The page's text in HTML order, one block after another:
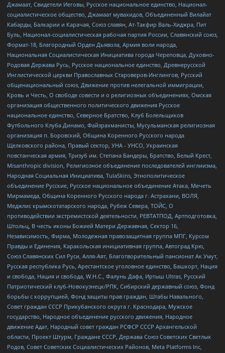
Джамаат, Свидетели Иеговы, Русское национальное единство, Национал-
социалистическое общество, Джамаат мувахидов, Объединенный Вилайат
Кабарды, Балкарии и Карачая, Союз славян, Ат-Такфир Валь-Хиджра, Пит
Буль, Национал-социалистическая рабочая партия России, Славянский союз,
Формат-18, Благородный Орден Дьявола, Армия воли народа,
Национальная Социалистическая Инициатива города Череповца, Духовно-
Родовая Держава Русь, Русское национальное единство, Древнерусской
Инглистической церкви Православных Староверов-Инглингов, Русский
общенациональный союз, Движение против нелегальной иммиграции,
Кровь и Честь, О свободе совести и о религиозных объединениях, Омская
организация общественного политического движения Русское
национальное единство, Северное Братство, Клуб Болельщиков
Футбольного Клуба Динамо, Файзрахманисты, Мусульманская религиозная
организация п. Боровский, Община Коренного Русского народа
Щелковского района, Правый сектор, УНА - УНСО, Украинская
повстанческая армия, Тризуб им. Степана Бандеры, Братство, Белый Крест,
Misanthropic division, Религиозное объединение последователей инглиизма,
Народная Социальная Инициатива, TulaSkins, Этнополитическое
объединение Русские, Русское национальное объединение Атака, Мечеть
Мирмамеда, Община Коренного Русского народа г. Астрахани, ВОЛЯ,
Меджлис крымскотатарского народа, Рубеж Севера, ТОЙС, О
противодействии экстремистской деятельности, РЕВТАТПОД, Артподготовка,
Штольц, В честь иконы Божией Матери Державная, Сектор 16,
Независимость, Фирма, Молодежная правозащитная группа МПГ, Курсом
Правды и Единения, Каракольская инициативная группа, Автоград Крю,
Союз Славянских Сил Руси, Алля-Аят, Благотворительный пансионат Ак Умут,
Русская республика Русь, Арестантское уголовное единство, Башкорт, Нация
и свобода, Нация и свобода, W.H.С., Фалунь Дафа, Иртыш Ultras, Русский
Патриотический клуб-Новокузнецк/РПК, Сибирский державный союз, Фонд
борьбы с коррупцией, Фонд защиты прав граждан, Штабы Навального,
Совет граждан СССР Прикубанского округа г. Краснодара, Мужское
государство, Народное объединение русского движения, Народное
движение Адат, Народный совет граждан РСФСР СССР Архангельской
области, Проект Штурм, Граждане СССР, Держава Союз Советских Светлых
Родов, Совет Советских Социалистических Районов, Meta Platforms Inc,